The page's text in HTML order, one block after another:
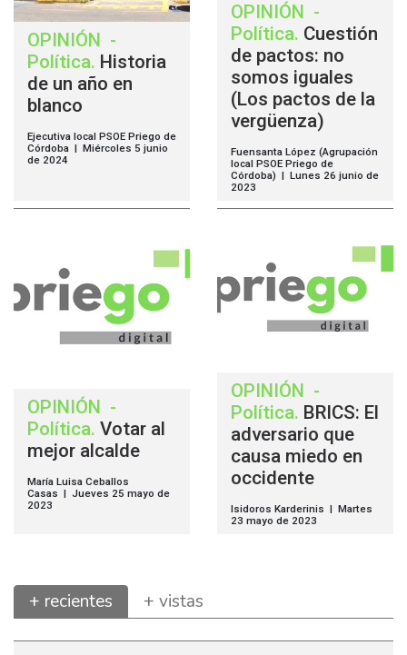
OPINIÓN -
Política. Historia
de un año en
blanco
Ejecutiva local PSOE Priego de
Córdoba | Miércoles 5 junio
de 2024
OPINIÓN
-
Política. Cuestión
de pactos: no
somos iguales
(Los pactos de la
vergüenza)
Fuensanta López (Agrupación
local PSOE Priego de
Córdoba) | Lunes 26 junio de
2023
OPINIÓN -
Política. Votar al
mejor alcalde
María Luisa Ceballos
Casas | Jueves 25 mayo de
2023
OPINIÓN
-
Política. BRICS: El
adversario que
causa miedo en
occidente
Isidoros Karderinis | Martes
23 mayo de 2023
+ recientes + vistas